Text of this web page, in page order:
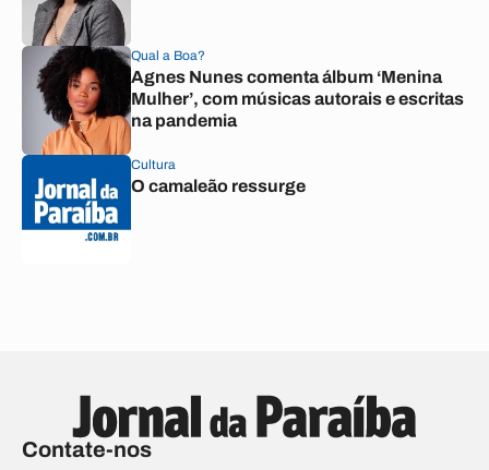
Qual a Boa?
Agnes Nunes comenta álbum ‘Menina
Mulher’, com músicas autorais e escritas
na pandemia
Cultura
O camaleão ressurge
Contate-nos